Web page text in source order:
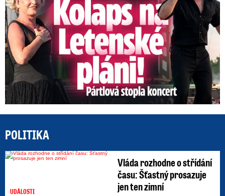
POLITIKA
UDÁLOSTI
Vláda rozhodne o střídání
času: Šťastný prosazuje
jen ten zimní